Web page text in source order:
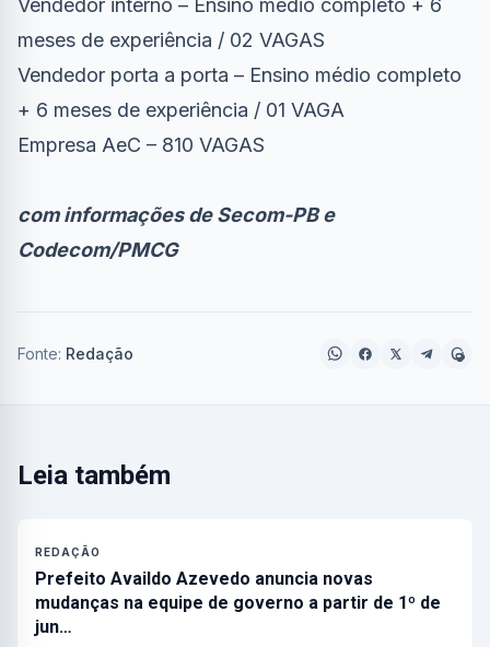
Vendedor interno – Ensino médio completo + 6
meses de experiência / 02 VAGAS
Vendedor porta a porta – Ensino médio completo
+ 6 meses de experiência / 01 VAGA
Empresa AeC – 810 VAGAS
com informações de Secom-PB e
Codecom/PMCG
Fonte: Redação
Leia também
REDAÇÃO
Prefeito Availdo Azevedo anuncia novas
mudanças na equipe de governo a partir de 1º de
jun…